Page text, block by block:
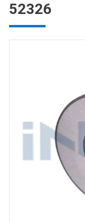
52326